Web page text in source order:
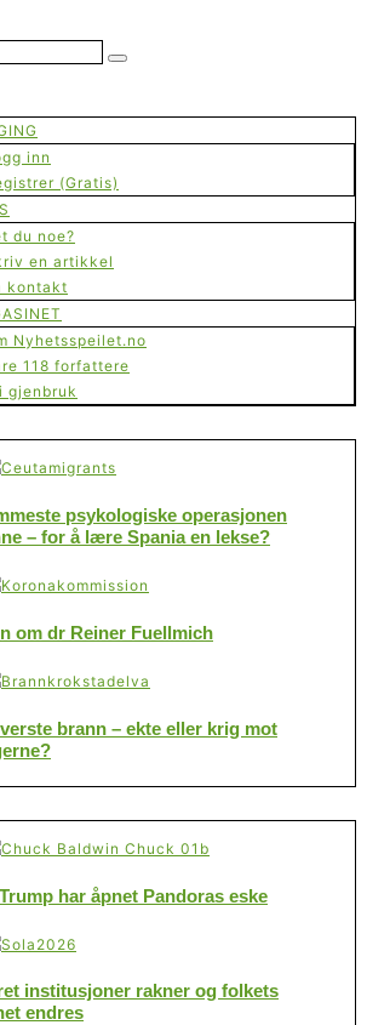
inn
(Gratis)
du noe?
en artikkel
kontakt
Nyhetsspeilet.no
118 forfattere
gjenbruk
psykologiske operasjonen
– for å lære Spania en lekse?
om dr Reiner Fuellmich
brann – ekte eller krig mot
har åpnet Pandoras eske
institusjoner rakner og folkets
endres